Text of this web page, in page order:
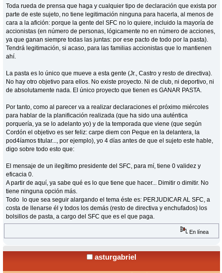
Toda rueda de prensa que haga y cualquier tipo de declaración que exista por
parte de este sujeto, no tiene legitimación ninguna para hacerla, al menos de
cara a la afición: porque la gente del SFC no lo quiere, incluido la mayoría de
accionistas (en número de personas, lógicamente no en número de acciones,
ya que ganan siempre todas las juntas: por ese pacto de todo por la pasta).
Tendrá legitimación, si acaso, para las familias accionistas que lo mantienen
ahí.
La pasta es lo único que mueve a esta gente (Jr., Castro y resto de directiva).
No hay otro objetivo para ellos. No existe proyecto. Ni de club, ni deportivo, ni
de absolutamente nada. El único proyecto que tienen es GANAR PASTA.
Por tanto, como al parecer va a realizar declaraciones el próximo miércoles
para hablar de la planificación realizada (que ha sido una auténtica
porquería, ya se lo adelanto yo) y de la temporada que viene (que según
Cordón el objetivo es ser feliz: carpe diem con Peque en la delantera, la
pod4íamos titular..., por ejemplo), yo 4 días antes de que el sujeto este hable,
digo sobre todo esto que:
El mensaje de un ilegítimo presidente del SFC, para mí, tiene 0 validez y
eficacia 0.
A partir de aquí, ya sabe qué es lo que tiene que hacer... Dimitir o dimitir. No
tiene ninguna opción más.
Todo lo que sea seguir alargando el tema éste es: PERJUDICAR AL SFC, a
costa de llenarse él y todos los demás (resto de directiva y enchufados) los
bolsillos de pasta, a cargo del SFC que es el que paga.
En línea
asturgabriel